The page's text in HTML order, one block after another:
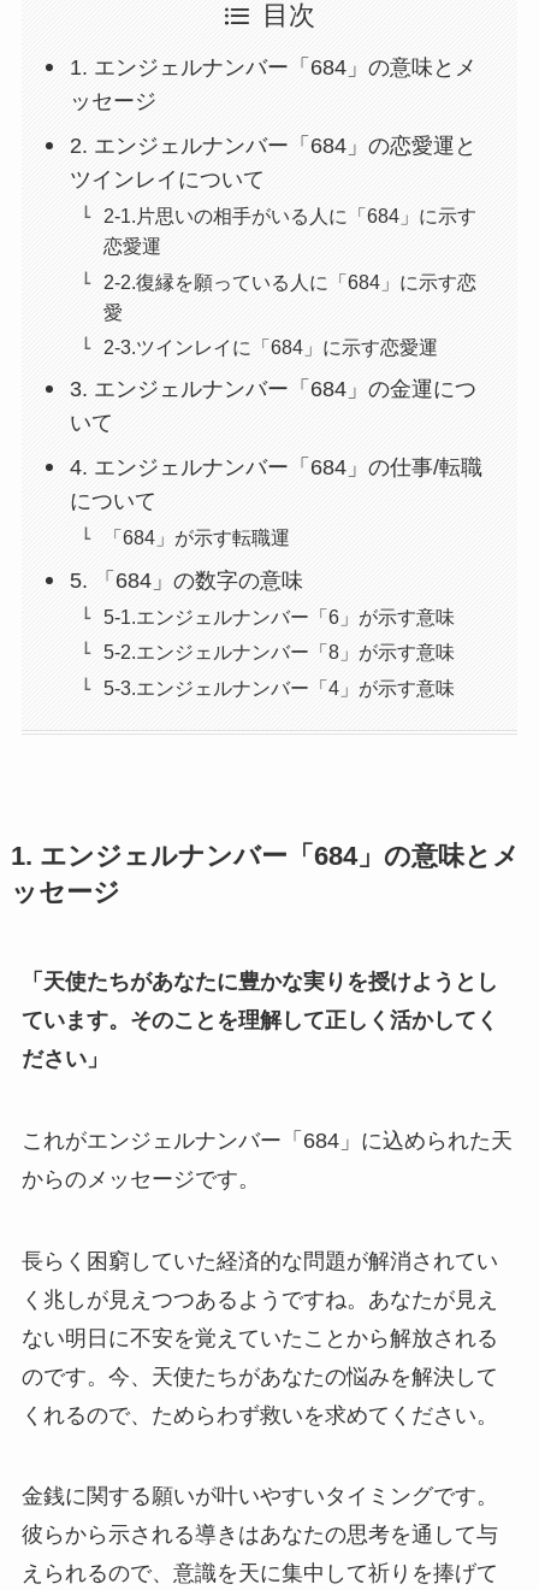
目次
1. エンジェルナンバー「684」の意味とメ
ッセージ
2. エンジェルナンバー「684」の恋愛運と
ツインレイについて
2-1.片思いの相手がいる人に「684」に示す
恋愛運
2-2.復縁を願っている人に「684」に示す恋
愛
2-3.ツインレイに「684」に示す恋愛運
3. エンジェルナンバー「684」の金運につ
いて
4. エンジェルナンバー「684」の仕事/転職
について
「684」が示す転職運
5. 「684」の数字の意味
5-1.エンジェルナンバー「6」が示す意味
5-2.エンジェルナンバー「8」が示す意味
5-3.エンジェルナンバー「4」が示す意味
1. エンジェルナンバー「684」の意味とメ
ッセージ
「天使たちがあなたに豊かな実りを授けようとし
ています。そのことを理解して正しく活かしてく
ださい」
これがエンジェルナンバー「684」に込められた天
からのメッセージです。
長らく困窮していた経済的な問題が解消されてい
く兆しが見えつつあるようですね。あなたが見え
ない明日に不安を覚えていたことから解放される
のです。今、天使たちがあなたの悩みを解決して
くれるので、ためらわず救いを求めてください。
金銭に関する願いが叶いやすいタイミングです。
彼らから示される導きはあなたの思考を通して与
えられるので、意識を天に集中して祈りを捧げて